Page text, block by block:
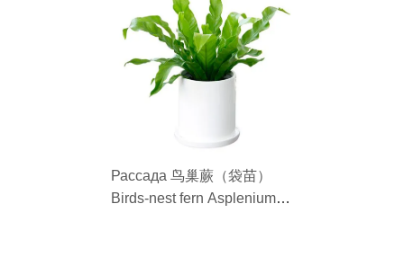
Рассада 鸟巢蕨（袋苗）
Birds-nest fern Asplenium